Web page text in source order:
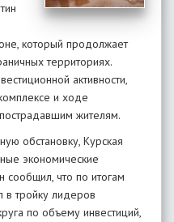
который продолжает
территориях.
активности,
и ходе
жителям.
обстановку, Курская
экономические
сообщил, что по итогам
в тройку лидеров
по объему инвестиций,